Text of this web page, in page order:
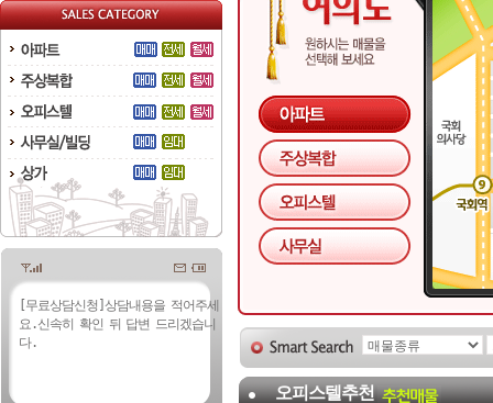
오피스텔추천